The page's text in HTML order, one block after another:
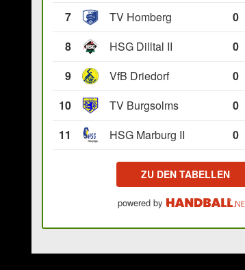
7
TV Homberg 0
8
HSG Dilltal II 0
9
VfB Driedorf 0
10
TV Burgsolms 0
11
HSG Marburg II 0
ZU DEN TABELLEN
powered by